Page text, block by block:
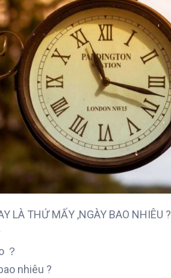
LÀ THỨ MẤY ,NGÀY BAO NHIÊU ?
？
nhiêu ?